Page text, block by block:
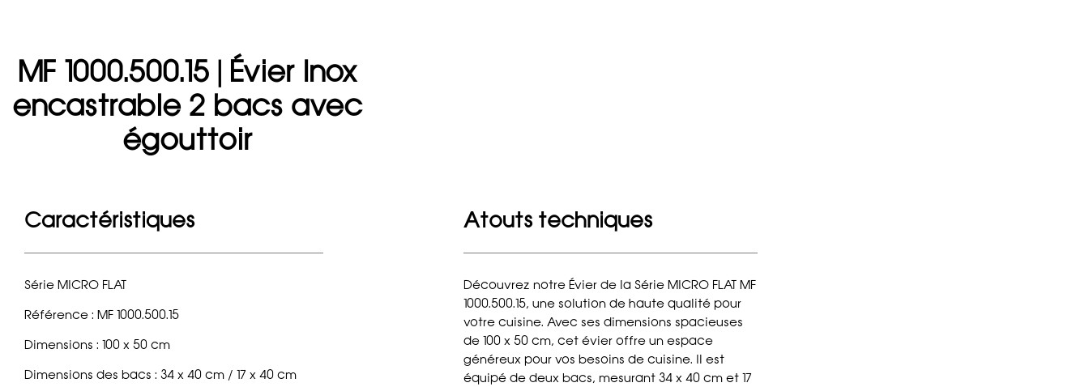
MF 1000.500.15 | Évier Inox
encastrable 2 bacs avec
égouttoir
Caractéristiques
Série MICRO FLAT
Référence : MF 1000.500.15
Dimensions : 100 x 50 cm
Dimensions des bacs : 34 x 40 cm / 17 x 40 cm
Atouts techniques
Découvrez notre Évier de la Série MICRO FLAT MF
1000.500.15, une solution de haute qualité pour
votre cuisine. Avec ses dimensions spacieuses
de 100 x 50 cm, cet évier offre un espace
généreux pour vos besoins de cuisine. Il est
équipé de deux bacs, mesurant 34 x 40 cm et 17